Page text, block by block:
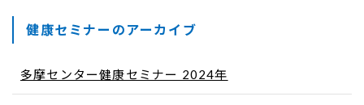
健康セミナーのアーカイブ
多摩センター健康セミナー 2024年